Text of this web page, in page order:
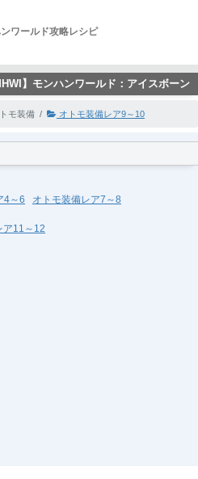
ワールド攻略レシピ
】モンハンワールド：アイスボーン
モ装備 オトモ装備レア9～10
4～6
オトモ装備レア7～8
ア11～12